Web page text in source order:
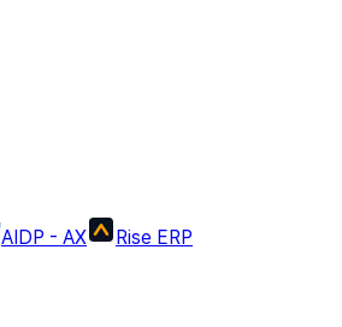
AIDP - AX Rise ERP